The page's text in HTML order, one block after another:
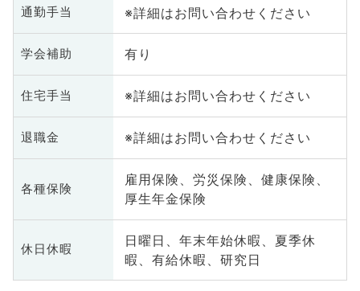
通勤手当 ※詳細はお問い合わせください
学会補助 有り
住宅手当 ※詳細はお問い合わせください
退職金 ※詳細はお問い合わせください
各種保険
雇用保険、労災保険、健康保険、
厚生年金保険
休日休暇
日曜日、年末年始休暇、夏季休
暇、有給休暇、研究日